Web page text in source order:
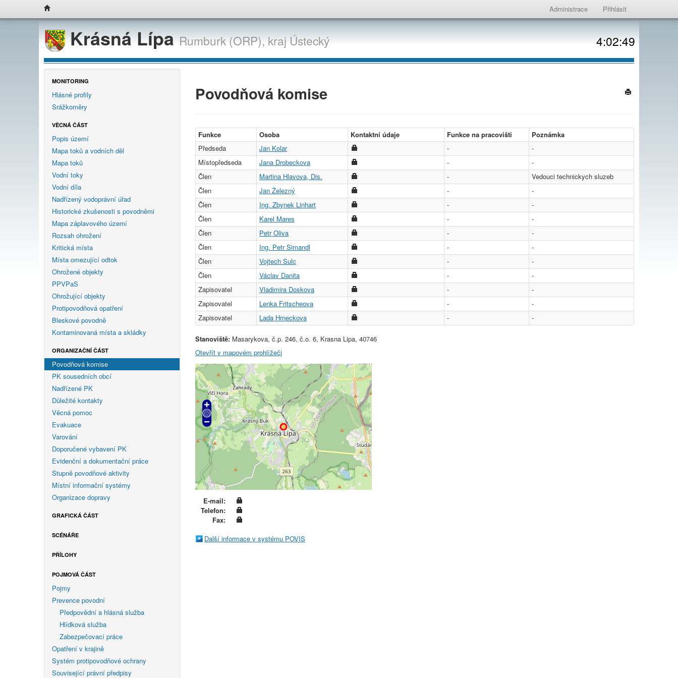
Administrace Přihlásit
Krásná LípaRumburk (ORP),krajÚstecký 4:02:49
MONITORING
Hlásné profily
Srážkoměry
VĚCNÁ ČÁST
Popis území
Mapa toků a vodních děl
Mapa toků
Vodní toky
Vodní díla
Nadřízený vodoprávní úřad
Historické zkušenosti s povodněmi
Mapa záplavového území
Rozsah ohrožení
Kritická místa
Místa omezující odtok
Ohrožené objekty
PPVPaS
Ohrožující objekty
Protipovodňová opatření
Bleskové povodně
Kontaminovaná místa a skládky
ORGANIZAČNÍ ČÁST
Povodňová komise
PK sousedních obcí
Nadřízené PK
Důležité kontakty
Věcná pomoc
Evakuace
Varování
Doporučené vybavení PK
Evidenční a dokumentační práce
Stupně povodňové aktivity
Místní informační systémy
Organizace dopravy
GRAFICKÁ ČÁST
SCÉNÁŘE
PŘÍLOHY
POJMOVÁ ČÁST
Pojmy
Prevence povodní
Předpovědní a hlásná služba
Hlídková služba
Zabezpečovací práce
Opatření v krajině
Systém protipovodňové ochrany
Související právní předpisy
Povodňová komise
Funkce Osoba Kontaktní údaje Funkce na pracovišti
Poznámka
Předseda
Jan Kolar -
-
Místopředseda
Jana Drobeckova -
-
Člen
Martina Hlavova, Dis. -
Vedouci technickych sluzeb
Člen
Jan Železný -
-
Člen
Ing. Zbynek Linhart -
-
Člen
Karel Mares -
-
Člen
Petr Oliva -
-
Člen
Ing. Petr Simandl -
-
Člen
Vojtech Sulc -
-
Člen
Václav Danita -
-
Zapisovatel
Vladimira Doskova -
-
Zapisovatel
Lenka Fritscheova -
-
Zapisovatel
Lada Hrneckova - -
Stanoviště: Masarykova, č.p. 246, č.o. 6, Krasna Lipa, 40746
Otevřít v mapovém prohlížeči
E-mail:
Telefon:
Fax:
Další informace v systému POVIS